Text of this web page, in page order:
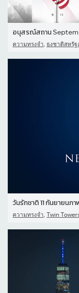
ความทรงจำ, ธงชาติสหรัฐอเมริ
วันรักชาติ 11 กันยายน
ความทรงจำ, Twin